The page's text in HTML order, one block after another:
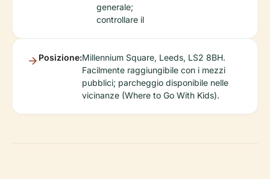
generale;
controllare il
Posizione:Millennium Square, Leeds, LS2 8BH.
Facilmente raggiungibile con i mezzi
pubblici; parcheggio disponibile nelle
vicinanze (Where to Go With Kids).